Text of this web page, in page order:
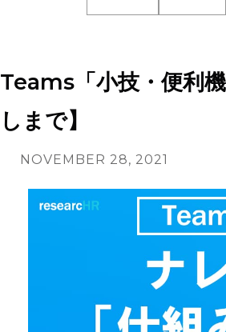
Teams「小技・便利
しまで】
NOVEMBER 28, 2021